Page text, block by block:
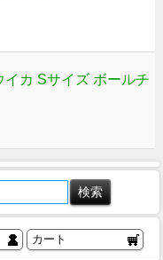
カ Sサイズ ボールチ
カート